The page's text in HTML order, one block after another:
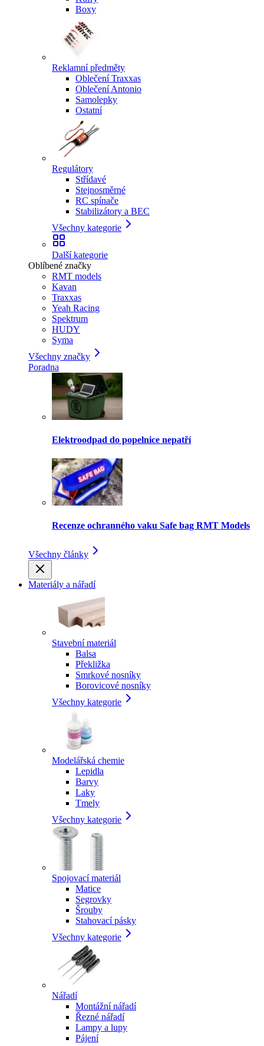
Boxy
Reklamní předměty
Oblečení Traxxas
Oblečení Antonio
Samolepky
Ostatní
Regulátory
Střídavé
Stejnosměrné
RC spínače
Stabilizátory a BEC
Všechny kategorie
Další kategorie
Oblíbené značky
RMT models
Kavan
Traxxas
Yeah Racing
Spektrum
HUDY
Syma
Všechny značky
Poradna
Elektroodpad do popelnice nepatří
Recenze ochranného vaku Safe bag RMT Models
Všechny články
Materiály a nářadí
Stavební materiál
Balsa
Překližka
Smrkové nosníky
Borovicové nosníky
Všechny kategorie
Modelářská chemie
Lepidla
Barvy
Laky
Tmely
Všechny kategorie
Spojovací materiál
Matice
Segrovky
Šrouby
Stahovací pásky
Všechny kategorie
Nářadí
Montážní nářadí
Řezné nářadí
Lampy a lupy
Pájení